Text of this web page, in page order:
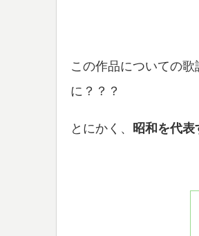
この作品についての
に？？？
とにかく、 昭和を代表